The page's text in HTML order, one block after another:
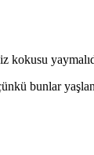
kokusu
bunlar